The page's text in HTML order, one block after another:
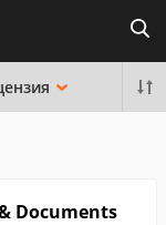
Documents